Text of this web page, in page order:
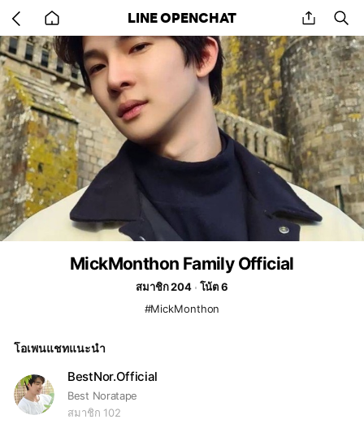
back
to
home
LINE OPENCHAT share
MickMonthon Family Official
สมาชิก 204
โน้ต 6
#MickMonthon
โอเพนแชทแนะนำ
BestNor.Official
Best Noratape
สมาชิก 102